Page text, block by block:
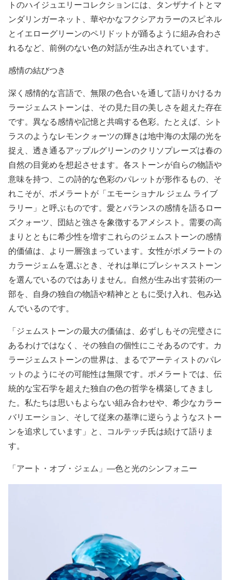
トのハイジュエリーコレクションには、タンザナイトとマ
ンダリンガーネット、華やかなフクシアカラーのスピネル
とイエローグリーンのペリドットが踊るように組み合わさ
れるなど、前例のない色の対話が生み出されています。
感情の結びつき
深く感情的な言語で、無限の色合いを通して語りかけるカ
ラージェムストーンは、その見た目の美しさを超えた存在
です。異なる感情や記憶と共鳴する色彩。たとえば、シト
ラスのようなレモンクォーツの輝きは地中海の太陽の光を
捉え、透き通るアップルグリーンのクリソプレーズは春の
自然の目覚めを想起させます。各ストーンが自らの物語や
意味を持つ、この詩的な色彩のパレットが形作るもの、そ
れこそが、ポメラートが「エモーショナル ジェム ライブ
ラリー」と呼ぶものです。愛とバランスの感情を語るロー
ズクォーツ、団結と強さを象徴するアメシスト。需要の高
まりとともに希少性を増すこれらのジェムストーンの感情
的価値は、より一層強まっています。女性がポメラートの
カラージェムを選ぶとき、それは単にプレシャスストーン
を選んでいるのではありません。自然が生み出す芸術の一
部を、自身の独自の物語や精神とともに受け入れ、包み込
んでいるのです。
「ジェムストーンの最大の価値は、必ずしもその完璧さに
あるわけではなく、その独自の個性にこそあるのです。カ
ラージェムストーンの世界は、まるでアーティストのパレ
ットのようにその可能性は無限です。ポメラートでは、伝
統的な宝石学を超えた独自の色の哲学を構築してきまし
た。私たちは思いもよらない組み合わせや、希少なカラー
バリエーション、そして従来の基準に逆らうようなストー
ンを追求しています」と、コルテッチ氏は続けて語りま
す。
「アート・オブ・ジェム」―色と光のシンフォニー